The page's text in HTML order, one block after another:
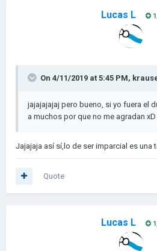
Lucas L
On 4/11/2019 at 5:45 PM,
jajajajajaj pero bueno, si yo fuera el
a muchos por que no me agradan xD
Jajajaja así sí,lo de ser imparcial es una
Quote
Lucas L